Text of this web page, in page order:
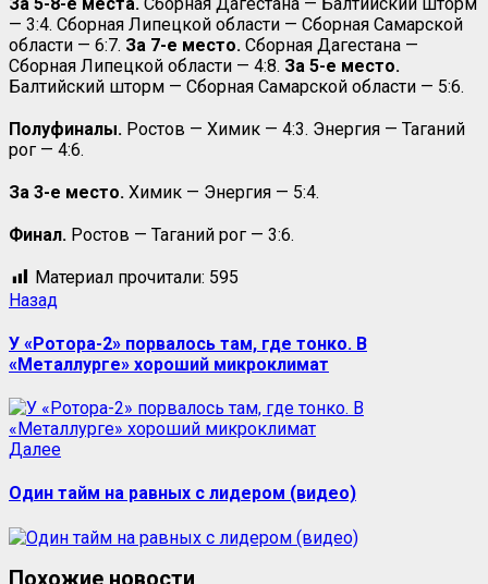
— 3:4. Сборная Липецкой области — Сборная Самарской
области — 6:7. За 7-е место. Сборная Дагестана —
Сборная Липецкой области — 4:8. За 5-е место.
Балтийский шторм — Сборная Самарской области — 5:6.
Полуфиналы. Ростов — Химик — 4:3. Энергия — Таганий
рог — 4:6.
За 3-е место. Химик — Энергия — 5:4.
Финал. Ростов — Таганий рог — 3:6.
Материал прочитали: 595
Назад
У «Ротора-2» порвалось там, где тонко. В
«Металлурге» хороший микроклимат
Далее
Один тайм на равных с лидером (видео)